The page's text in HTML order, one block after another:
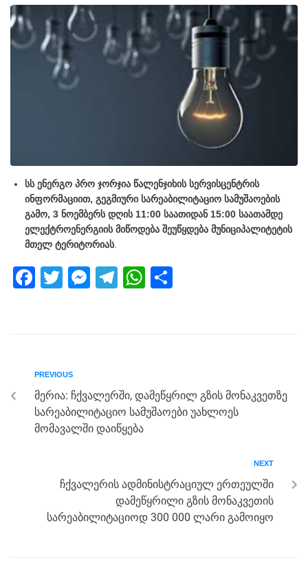
სს ენერგო პრო ჯორჯია წალენჯიხის სერვისცენტრის
ინფორმაციით, გეგმიური სარეაბილიტაციო სამუშაოების
გამო, 3 ნოემბერს დღის 11:00 საათიდან 15:00 საათამდე
ელექტროენერგიის მიწოდება შეუწყდება მუნიციპალიტეტის
მთელ ტერიტორიას.
F
b
o
o
k
T
M
g
er
T
m
W
p
p
PREVIOUS
მერია: ჩქვალერში, დამეწყრილ გზის მონაკვეთზე
სარეაბილიტაციო სამუშაოები უახლოეს
მომავალში დაიწყება
NEXT
ჩქვალერის ადმინისტრაციულ ერთეულში
დამეწყრილი გზის მონაკვეთის
სარეაბილიტაციოდ 300 000 ლარი გამოიყო